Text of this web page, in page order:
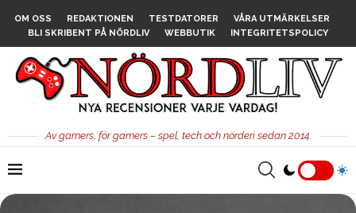
OM OSS REDAKTIONEN TESTDATORER
VÅRA UTMÄRKELSER
BLI SKRIBENT PÅ NÖRDLIV
WEBBUTIK INTEGRITETSPOLICY
Av gamers, för gamers – spel, tech och nörderi sedan 2014.